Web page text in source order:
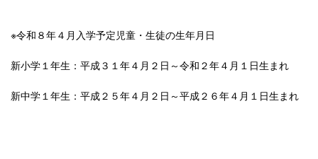
※令和８年４月入学予定児童・生徒の生年月日
新小学１年生：平成３１年４月２日～令和２年４月１日生まれ
新中学１年生：平成２５年４月２日～平成２６年４月１日生まれ